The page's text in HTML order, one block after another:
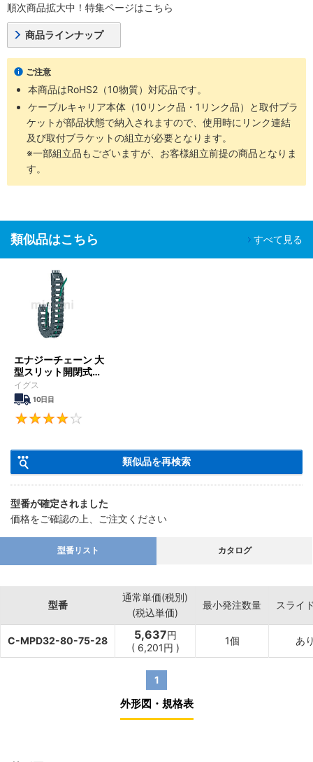
順次商品拡大中！特集ページはこちら
商品ラインナップ
ご注意
本商品はRoHS2（10物質）対応品です。
ケーブルキャリア本体（10リンク品・1リンク品）と取付ブラ
ケットが部品状態で納入されますので、使用時にリンク連結
及び取付ブラケットの組立が必要となります。
※一部組立品もございますが、お客様組立前提の商品となりま
す。
類似品はこちら すべて見る
エナジーチェーン 大
型スリット開閉式
（EZチェーン） E16
型
イグス
10日目
類似品を再検索
型番が確定されました
価格をご確認の上、ご注文ください
型番リスト カタログ
型番
通常単価(税別)
(税込単価)
最小発注数量 スライ
C-MPD32-80-75-28 5,637円
( 6,201円 )
1個 あ
1
外形図・規格表